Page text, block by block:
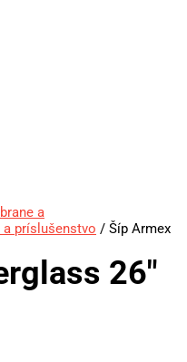
a
a príslušenstvo / Šíp Armex
26″